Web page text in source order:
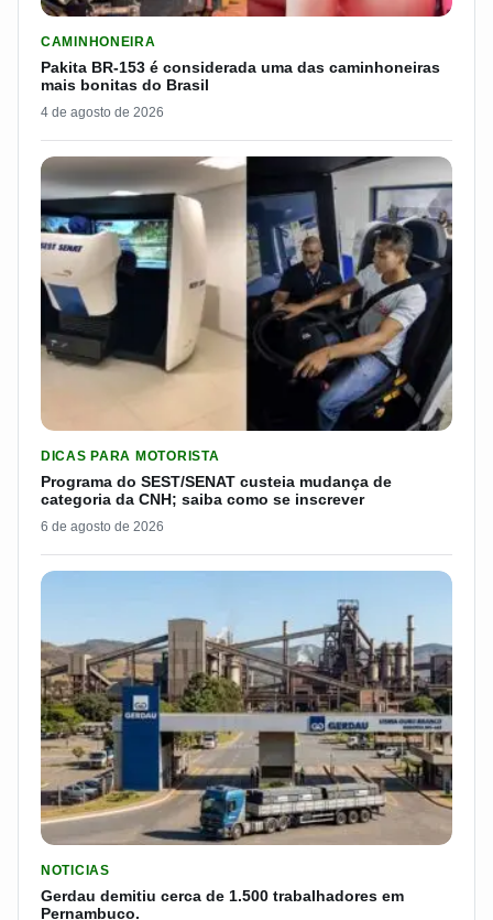
CAMINHONEIRA
Pakita BR-153 é considerada uma das caminhoneiras
mais bonitas do Brasil
4 de agosto de 2026
DICAS PARA MOTORISTA
Programa do SEST/SENAT custeia mudança de
categoria da CNH; saiba como se inscrever
6 de agosto de 2026
NOTICIAS
Gerdau demitiu cerca de 1.500 trabalhadores em
Pernambuco.